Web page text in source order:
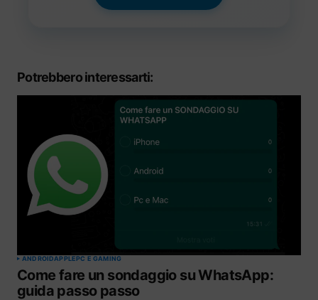
Potrebbero interessarti:
ANDROIDAPPLEPC E GAMING
Come fare un sondaggio su WhatsApp:
guida passo passo